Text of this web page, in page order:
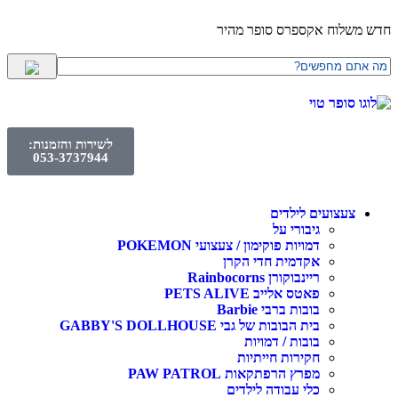
אקספרס סופר מהיר
לשירות והזמנות:
053-3737944
לילדים
גיבורי על
דמויות פוקימון / צעצועי POKEMON
אקדמית חדי הקרן
ריינבוקורן Rainbocorns
פאטס אלייב PETS ALIVE
בובות ברבי Barbie
בית הבובות של גבי GABBY'S DOLLHOUSE
בובות / דמויות
חקירות חייתיות
מפרץ הרפתקאות PAW PATROL
כלי עבודה לילדים